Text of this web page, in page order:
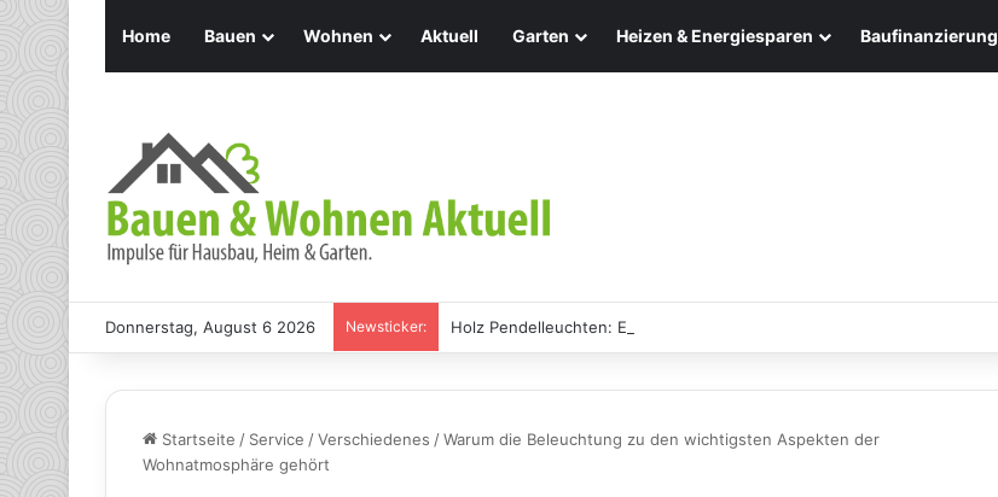
Home Bauen Wohnen Aktuell Garten Heizen & Energiesparen Baufinanzierung
Donnerstag, August 6 2026 Newsticker: Holz Pendelleuchten: Eleganz und Nachhaltigkeit für Ihr Zuhause
Startseite / Service /Verschiedenes /Warum die Beleuchtung zu den wichtigsten Aspekten der
Wohnatmosphäre gehört